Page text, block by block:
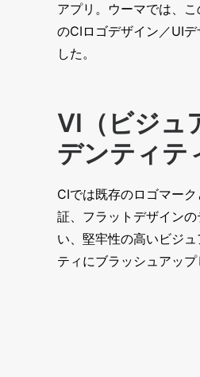
アプリ。ウーマでは、
のCIロゴデザイン／UIデ
した。
VI（ビジュ
デンティテ
CIでは既存のロゴマー
証、フラットデザイン
い、堅牢性の高いビジ
ティにブラッシュアップ